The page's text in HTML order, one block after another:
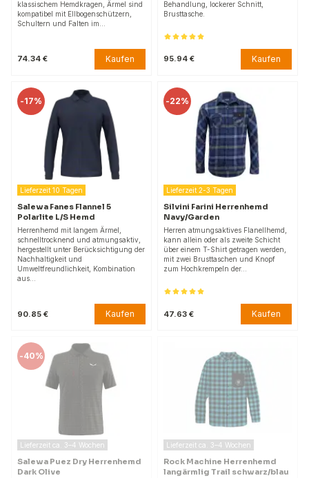
klassischem Hemdkragen, Ärmel sind
kompatibel mit Ellbogenschützern,
Schultern und Falten im…
74.34 € Kaufen
Behandlung, lockerer Schnitt,
Brusttasche.
95.94 € Kaufen
-17%
Lieferzeit 10 Tagen
Salewa Fanes Flannel 5
Polarlite L/S Hemd
Herrenhemd mit langem Ärmel,
schnelltrocknend und atmungsaktiv,
hergestellt unter Berücksichtigung der
Nachhaltigkeit und
Umweltfreundlichkeit, Kombination
aus…
90.85 € Kaufen
-22%
Lieferzeit 2-3 Tagen
Silvini Farini Herrenhemd
Navy/Garden
Herren atmungsaktives Flanellhemd,
kann allein oder als zweite Schicht
über einem T-Shirt getragen werden,
mit zwei Brusttaschen und Knopf
zum Hochkrempeln der…
47.63 € Kaufen
-40%
Lieferzeit ca. 3–4 Wochen
Salewa Puez Dry Herrenhemd
Dark Olive
Lieferzeit ca. 3–4 Wochen
Rock Machine Herrenhemd
langärmlig Trail schwarz/blau